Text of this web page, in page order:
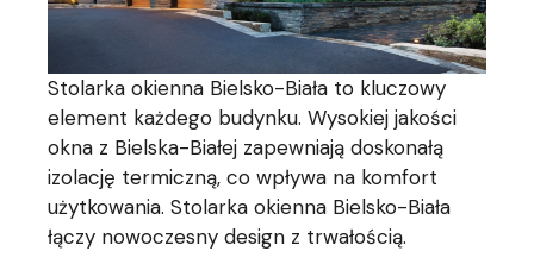
Stolarka okienna Bielsko-Biała to kluczowy
element każdego budynku. Wysokiej jakości
okna z Bielska-Białej zapewniają doskonałą
izolację termiczną, co wpływa na komfort
użytkowania. Stolarka okienna Bielsko-Biała
łączy nowoczesny design z trwałością.